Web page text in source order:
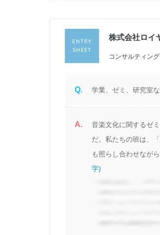
株式会社ロイ
コンサルティン
Q. 学業、ゼミ、研究室
A.
音楽文化に関するゼ
だ。私たちの班は、
も照らし合わせなが
字)